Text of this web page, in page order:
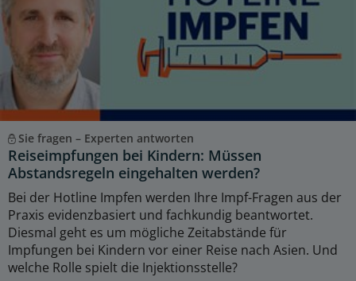
Sie fragen – Experten antworten
Reiseimpfungen bei Kindern: Müssen
Abstandsregeln eingehalten werden?
Bei der Hotline Impfen werden Ihre Impf-Fragen aus der
Praxis evidenzbasiert und fachkundig beantwortet.
Diesmal geht es um mögliche Zeitabstände für
Impfungen bei Kindern vor einer Reise nach Asien. Und
welche Rolle spielt die Injektionsstelle?